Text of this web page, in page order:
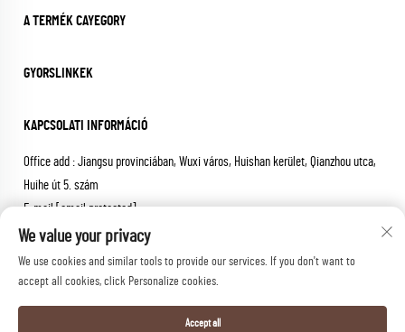
A TERMÉK CAYEGORY
GYORSLINKEK
KAPCSOLATI INFORMÁCIÓ
Office add : Jiangsu provinciában, Wuxi város, Huishan kerület, Qianzhou utca,
Huihe út 5. szám
E-mail:[email protected]
Tel: +86-18652826331
Copyright © 2026 wuxi sheng mai machinery co.,ltd. Minden jog
We value your privacy
We use cookies and similar tools to provide our services. If you don't want to
accept all cookies, click Personalize cookies.
Accept all